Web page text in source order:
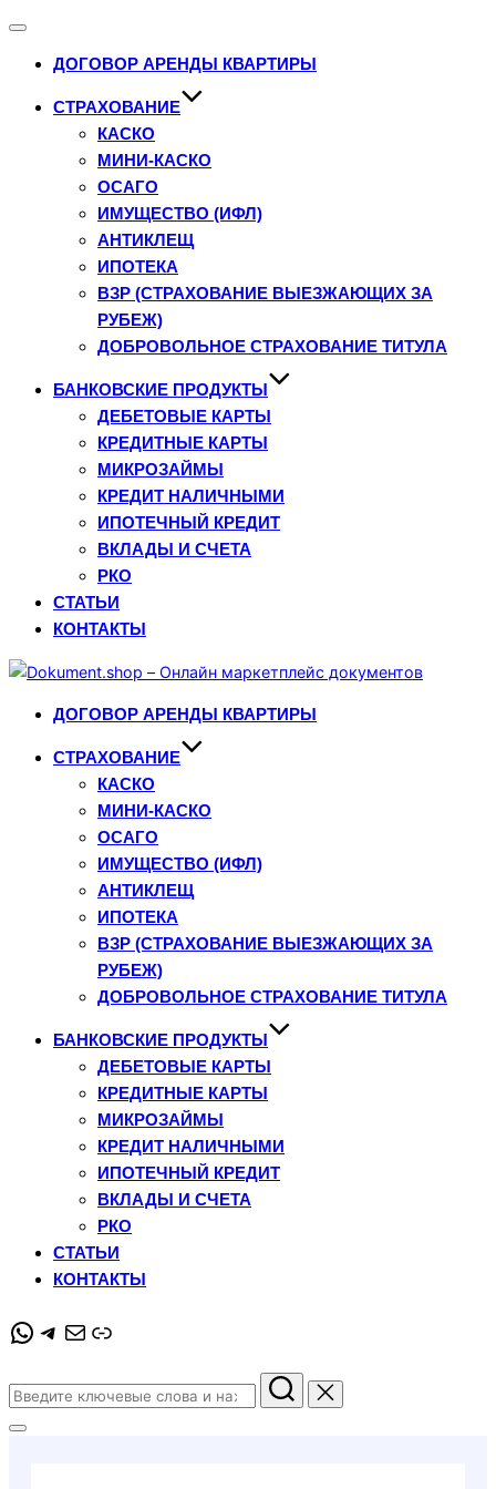
Переключатель
ДОГОВОР АРЕНДЫ КВАРТИРЫ
СТРАХОВАНИЕ
КАСКО
МИНИ-КАСКО
ОСАГО
ИМУЩЕСТВО (ИФЛ)
АНТИКЛЕЩ
ИПОТЕКА
ВЗР (СТРАХОВАНИЕ ВЫЕЗЖАЮЩИХ ЗА
РУБЕЖ)
ДОБРОВОЛЬНОЕ СТРАХОВАНИЕ ТИТУЛА
БАНКОВСКИЕ ПРОДУКТЫ
ДЕБЕТОВЫЕ КАРТЫ
КРЕДИТНЫЕ КАРТЫ
МИКРОЗАЙМЫ
КРЕДИТ НАЛИЧНЫМИ
ИПОТЕЧНЫЙ КРЕДИТ
ВКЛАДЫ И СЧЕТА
РКО
СТАТЬИ
КОНТАКТЫ
Перейти
содержимому
ДОГОВОР АРЕНДЫ КВАРТИРЫ
СТРАХОВАНИЕ
КАСКО
МИНИ-КАСКО
ОСАГО
ИМУЩЕСТВО (ИФЛ)
АНТИКЛЕЩ
ИПОТЕКА
ВЗР (СТРАХОВАНИЕ ВЫЕЗЖАЮЩИХ ЗА
РУБЕЖ)
ДОБРОВОЛЬНОЕ СТРАХОВАНИЕ ТИТУЛА
БАНКОВСКИЕ ПРОДУКТЫ
ДЕБЕТОВЫЕ КАРТЫ
КРЕДИТНЫЕ КАРТЫ
МИКРОЗАЙМЫ
КРЕДИТ НАЛИЧНЫМИ
ИПОТЕЧНЫЙ КРЕДИТ
ВКЛАДЫ И СЧЕТА
РКО
СТАТЬИ
КОНТАКТЫ
WhatsApp
Telegram
ПочтаСсылка
Поиск
по:
Переключить